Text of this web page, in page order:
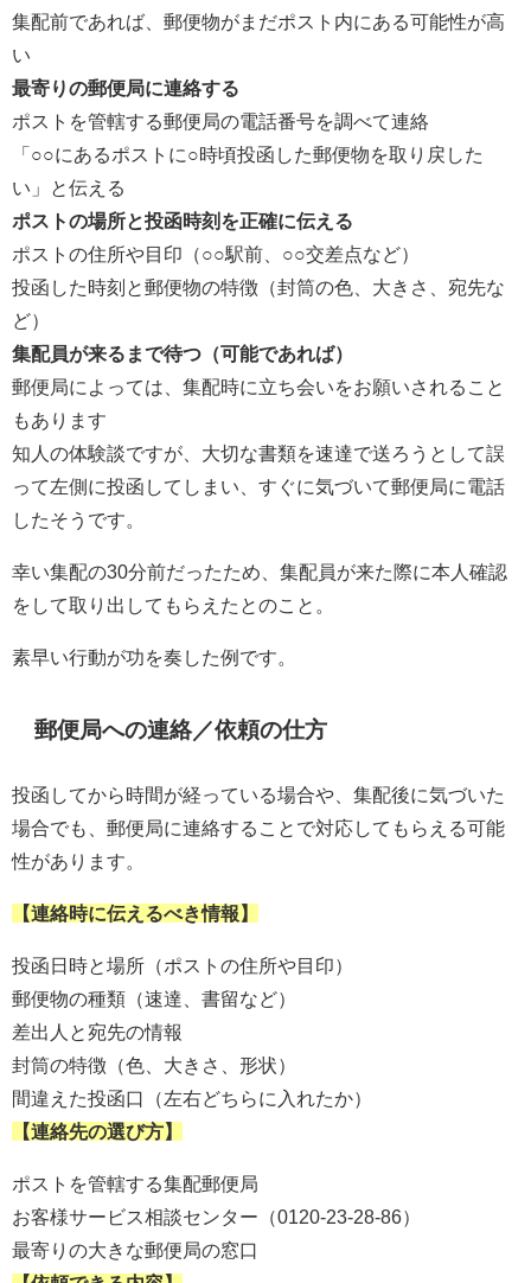
集配前であれば、郵便物がまだポスト内にある可能性が高
い
最寄りの郵便局に連絡する
ポストを管轄する郵便局の電話番号を調べて連絡
「○○にあるポストに○時頃投函した郵便物を取り戻した
い」と伝える
ポストの場所と投函時刻を正確に伝える
ポストの住所や目印（○○駅前、○○交差点など）
投函した時刻と郵便物の特徴（封筒の色、大きさ、宛先な
ど）
集配員が来るまで待つ（可能であれば）
郵便局によっては、集配時に立ち会いをお願いされること
もあります
知人の体験談ですが、大切な書類を速達で送ろうとして誤
って左側に投函してしまい、すぐに気づいて郵便局に電話
したそうです。
幸い集配の30分前だったため、集配員が来た際に本人確認
をして取り出してもらえたとのこと。
素早い行動が功を奏した例です。
郵便局への連絡／依頼の仕方
投函してから時間が経っている場合や、集配後に気づいた
場合でも、郵便局に連絡することで対応してもらえる可能
性があります。
【連絡時に伝えるべき情報】
投函日時と場所（ポストの住所や目印）
郵便物の種類（速達、書留など）
差出人と宛先の情報
封筒の特徴（色、大きさ、形状）
間違えた投函口（左右どちらに入れたか）
【連絡先の選び方】
ポストを管轄する集配郵便局
お客様サービス相談センター（0120-23-28-86）
最寄りの大きな郵便局の窓口